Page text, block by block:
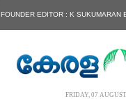
FOUNDER EDITOR : K SUKUMARAN
FRIDAY, 07